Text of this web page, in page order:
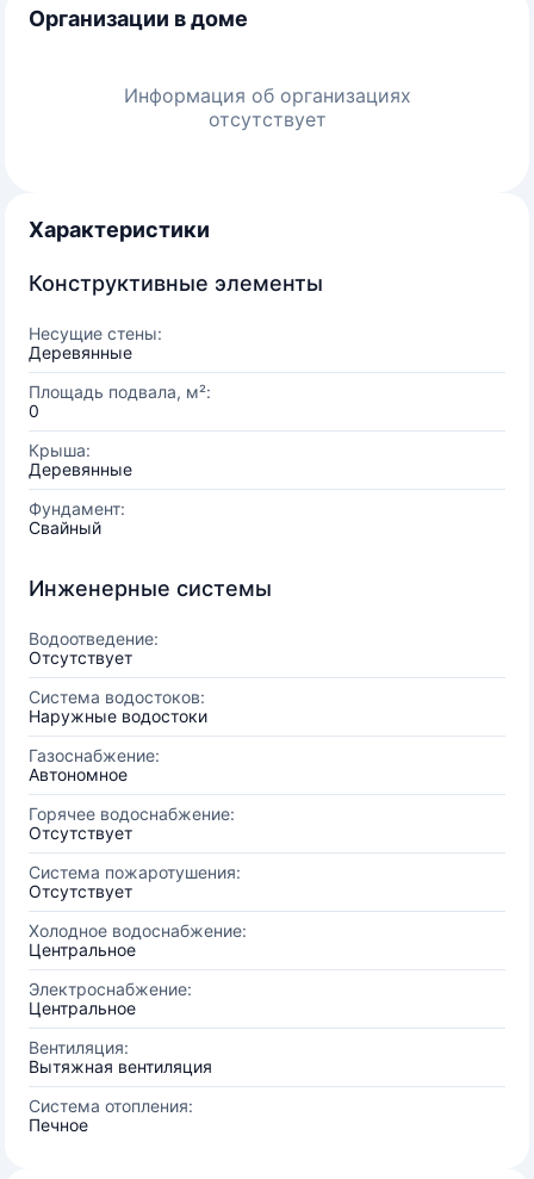
Организации в доме
Информация об организациях
отсутствует
Характеристики
Конструктивные элементы
Несущие стены:
Деревянные
Площадь подвала, м²:
0
Крыша:
Деревянные
Фундамент:
Свайный
Инженерные системы
Водоотведение:
Отсутствует
Система водостоков:
Наружные водостоки
Газоснабжение:
Автономное
Горячее водоснабжение:
Отсутствует
Система пожаротушения:
Отсутствует
Холодное водоснабжение:
Центральное
Электроснабжение:
Центральное
Вентиляция:
Вытяжная вентиляция
Система отопления:
Печное